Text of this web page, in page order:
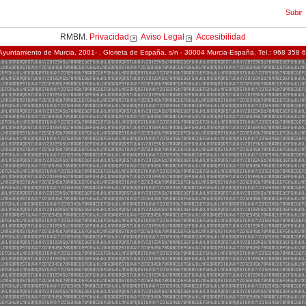
Subir
RMBM. Privacidad Aviso Legal Accesibilidad
de Murcia, 2001- . Glorieta de España. s/n - 30004 Murcia-España. Tel.: 968 358